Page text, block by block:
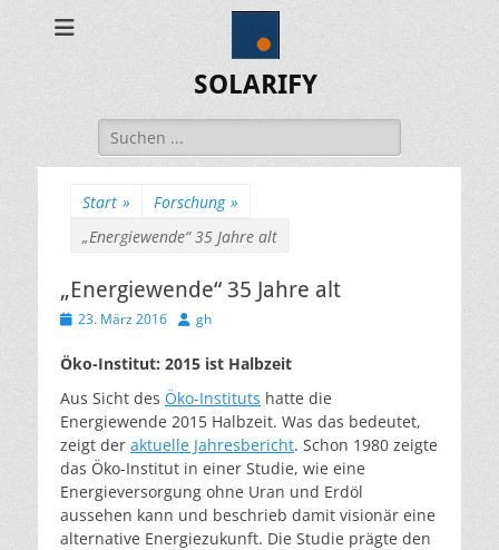
SOLARIFY
Suchen
nach:
Start » Forschung »
„Energiewende“ 35 Jahre alt
„Energiewende“ 35 Jahre alt
Veröffentlicht
23. März 2016 Autor
gh
Öko-Institut: 2015 ist Halbzeit
Aus Sicht des Öko-Instituts hatte die
Energiewende 2015 Halbzeit. Was das bedeutet,
zeigt der aktuelle Jahresbericht. Schon 1980 zeigte
das Öko-Institut in einer Studie, wie eine
Energieversorgung ohne Uran und Erdöl
aussehen kann und beschrieb damit visionär eine
alternative Energiezukunft. Die Studie prägte den